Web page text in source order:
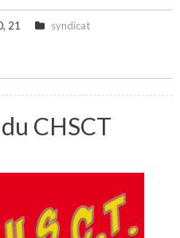
21 syndicat
CHSCT